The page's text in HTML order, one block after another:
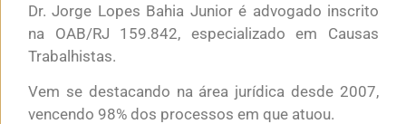
Dr. Jorge Lopes Bahia Junior é advogado inscrito
na OAB/RJ 159.842, especializado em Causas
Trabalhistas.
Vem se destacando na área jurídica desde 2007,
vencendo 98% dos processos em que atuou.